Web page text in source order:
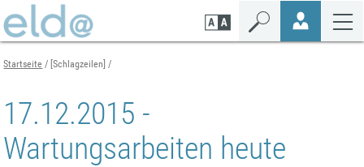
Seiteninhalt
springen
Navigation
springen
Mobilen
Navigation
springen
Startseite [Schlagzeilen]
17.12.2015 -
Wartungsarbeiten heute